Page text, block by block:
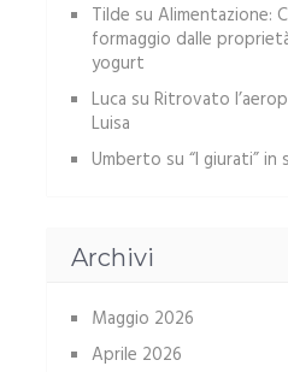
Tilde su Alimentazione:
formaggio dalle
yogurt
Luca su Ritrovato
Luisa
Umberto su “I giurati” in
Archivi
Maggio 2026
Aprile 2026